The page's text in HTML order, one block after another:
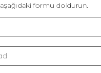
aşağıdaki formu doldurun.